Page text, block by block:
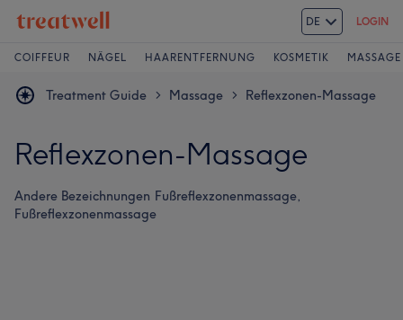
DE LOGIN
COIFFEUR NÄGEL HAARENTFERNUNG KOSMETIK MASSAGE
Treatment Guide > Massage > Reflexzonen-Massage
Reflexzonen-Massage
Andere Bezeichnungen Fußreflexzonenmassage,
Fußreflexzonenmassage